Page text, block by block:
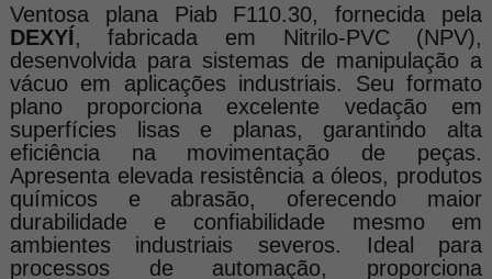
Ventosa plana Piab F110.30, fornecida pela
DEXYÍ, fabricada em Nitrilo-PVC (NPV),
desenvolvida para sistemas de manipulação a
vácuo em aplicações industriais. Seu formato
plano proporciona excelente vedação em
superfícies lisas e planas, garantindo alta
eficiência na movimentação de peças.
Apresenta elevada resistência a óleos, produtos
químicos e abrasão, oferecendo maior
durabilidade e confiabilidade mesmo em
ambientes industriais severos. Ideal para
processos de automação, proporciona